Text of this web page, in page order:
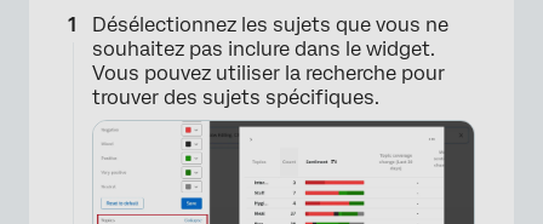
Désélectionnez les sujets que vous ne
souhaitez pas inclure dans le widget.
Vous pouvez utiliser la recherche pour
trouver des sujets spécifiques.